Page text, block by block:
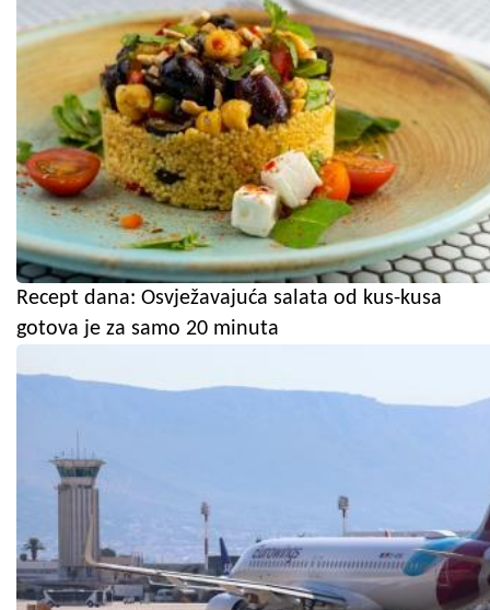
Recept dana: Osvježavajuća salata od kus-kusa
gotova je za samo 20 minuta